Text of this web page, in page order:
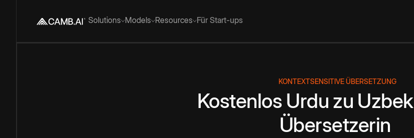
Solutions Models Resources Für Start-ups
KONTEXTSENSITIVE ÜBERSETZUNG
Kostenlos Urdu zu Uzbek
Übersetzerin